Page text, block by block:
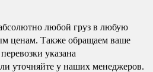
любой груз в любую
ценам. Также обращаем ваше
указана
уточняйте у наших менеджеров.